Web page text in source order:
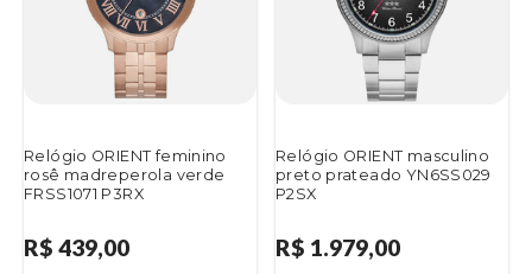
Relógio ORIENT feminino
rosê madreperola verde
FRSS1071 P3RX
R$ 439,00
Relógio ORIENT masculino
preto prateado YN6SS029
P2SX
R$ 1.979,00